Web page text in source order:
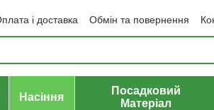
і доставка Обмін та повернення
Угода користувача Політика
Насіння
Посадковий
Матеріал